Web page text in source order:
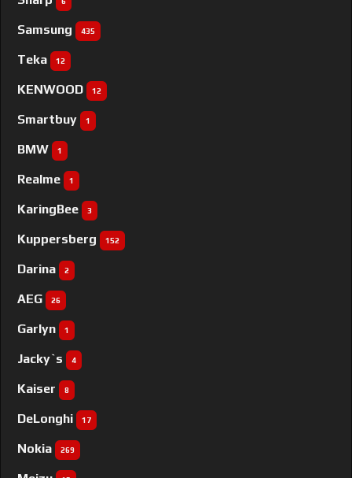
Samsung 435
Teka 12
KENWOOD 12
Smartbuy 1
BMW 1
Realme 1
KaringBee 3
Kuppersberg 152
Darina 2
AEG 26
Garlyn 1
Jacky`s 4
Kaiser 8
DeLonghi 17
Nokia 269